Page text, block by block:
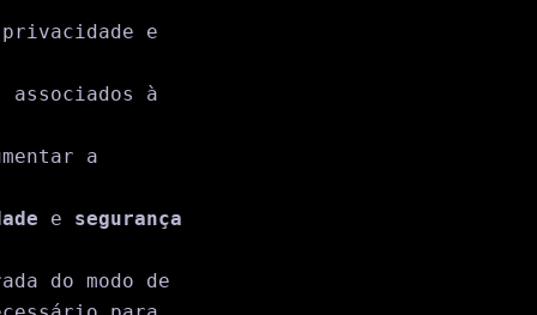
e
à
a
e segurança
do modo de